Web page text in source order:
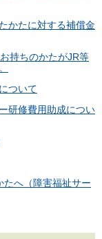
かたに対する補償金
持ちのかたがJR等
ついて
研修費用助成につい
へ（障害福祉サー